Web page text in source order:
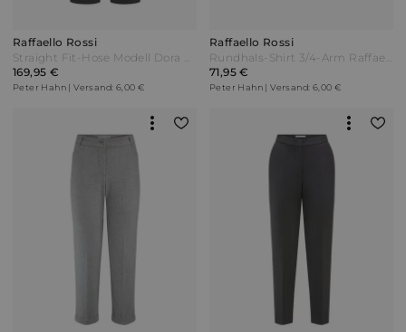
Raffaello Rossi
Straight Fit-Hose Modell Dora Flared Raffaello Rossi schwarz
169,95 €
Peter Hahn | Versand: 6,00 €
Raffaello Rossi
Rundhals-Shirt 3/4-Arm Raffaello Rossi braun
71,95 €
Peter Hahn | Versand: 6,00 €